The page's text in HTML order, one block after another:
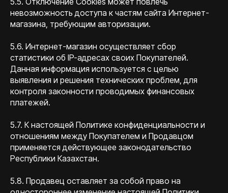
невозможность доступа к частям сайта Интернет-
магазина, требующим авторизации.
5.6. Интернет-магазин осуществляет сбор
статистики об IP-адресах своих Покупателей.
Данная информация используется с целью
выявления и решения технических проблем, для
контроля законности проводимых финансовых
платежей.
5.7. К настоящей Политике конфиденциальности и
отношениям между Покупателем и Продавцом
применяется действующее законодательство
Республики Казахстан.
5.8. Продавец оставляет за собой право на